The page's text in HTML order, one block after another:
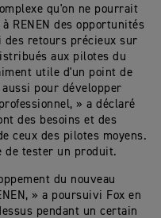
qu'on ne pourrait
RENEN des opportunités
des retours précieux sur
aux pilotes du
utile d'un point de
pour développer
» a déclaré
des besoins et des
ceux des pilotes moyens.
de tester un produit.
du nouveau
» a poursuivi Fox en
pendant un certain